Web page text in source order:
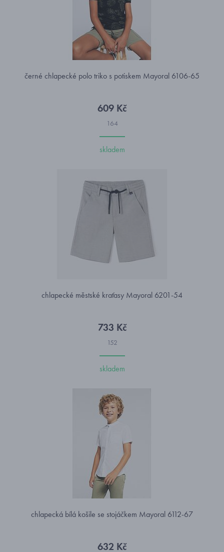
černé chlapecké polo triko s potiskem Mayoral 6106-65
609 Kč
164
skladem
chlapecké městské kraťasy Mayoral 6201-54
733 Kč
152
skladem
chlapecká bílá košile se stojáčkem Mayoral 6112-67
632 Kč